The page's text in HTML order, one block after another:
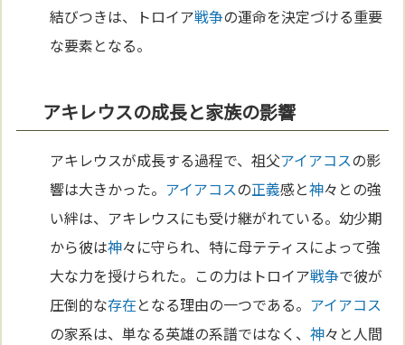
結びつきは、トロイア戦争の運命を決定づける重要
な要素となる。
アキレウスの成長と家族の影響
アキレウスが成長する過程で、祖父アイアコスの影
響は大きかった。 アイアコスの正義感と神々との強
い絆は、アキレウスにも受け継がれている。幼少期
から彼は神々に守られ、特に母テティスによって強
大な力を授けられた。この力はトロイア戦争で彼が
圧倒的な存在となる理由の一つである。 アイアコス
の家系は、単なる英雄の系譜ではなく、神々と人間